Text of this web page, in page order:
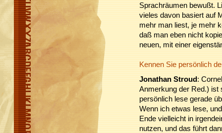
Sprachräumen bewußt.
vieles davon basiert auf
mehr man liest, je mehr
daß man eben nicht
neuen, mit einer
Kennen Sie persönlich
Jonathan Stroud:
Anmerkung der Red.) ist
persönlich lese gerade
Wenn ich etwas lese,
Ende vielleicht in
nutzen, und das führt